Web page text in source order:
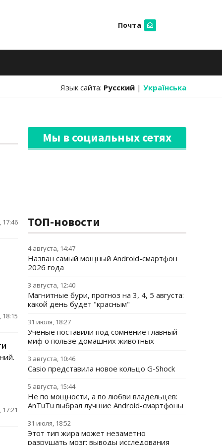
Почта
Язык сайта: Русский | Українська
17:46
18:15
Мы в социальных сетях
ТОП-новости
4 августа, 14:47
Назван самый мощный Android-смартфон
2026 года
3 августа, 12:40
Магнитные бури, прогноз на 3, 4, 5 августа:
какой день будет "красным"
31 июля, 18:27
Ученые поставили под сомнение главный
миф о пользе домашних животных
3 августа, 10:46
Casio представила новое кольцо G-Shock
5 августа, 15:44
Не по мощности, а по любви владельцев:
AnTuTu выбрал лучшие Android-смартфоны
31 июля, 18:52
Этот тип жира может незаметно
разрушать мозг: выводы исследования